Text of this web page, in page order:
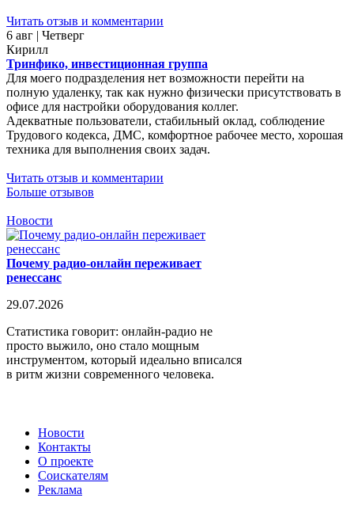
Читать отзыв и комментарии
6 авг | Четверг
Кирилл
Тринфико, инвестиционная группа
Для моего подразделения нет возможности перейти на
полную удаленку, так как нужно физически присутствовать в
офисе для настройки оборудования коллег.
Адекватные пользователи, стабильный оклад, соблюдение
Трудового кодекса, ДМС, комфортное рабочее место, хорошая
техника для выполнения своих задач.
Читать отзыв и комментарии
Больше отзывов
Новости
Почему радио-онлайн переживает
ренессанс
29.07.2026
Статистика говорит: онлайн-радио не
просто выжило, оно стало мощным
инструментом, который идеально вписался
в ритм жизни современного человека.
Новости
Контакты
О проекте
Соискателям
Реклама